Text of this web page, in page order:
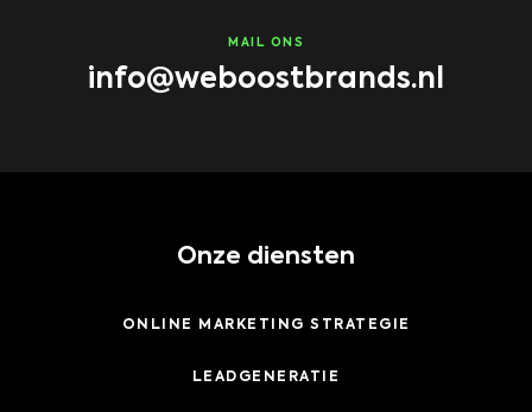
MAIL ONS
info@weboostbrands.nl
Onze diensten
ONLINE MARKETING STRATEGIE
LEADGENERATIE